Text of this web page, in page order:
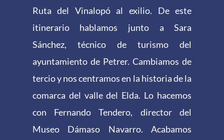
Ruta del Vinalopó al exilio. De este
itinerario hablamos junto a Sara
Sánchez, técnico de turismo del
ayuntamiento de Petrer. Cambiamos de
tercio y nos centramos en la historia de la
comarca del valle del Elda. Lo hacemos
con Fernando Tendero, director del
Museo Dámaso Navarro. Acabamos